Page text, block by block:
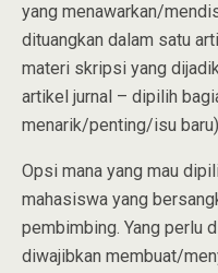
yang menawarkan/
dituangkan dalam satu
materi skripsi yang
artikel jurnal – dipilih
menarik/penting/isu baru)
Opsi mana yang mau
mahasiswa yang
pembimbing. Yang perlu
diwajibkan membuat/